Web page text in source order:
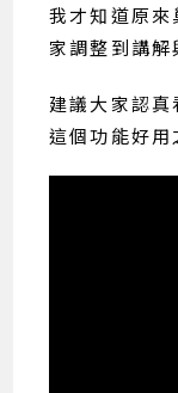
我才知道原來
家調整到講解
建議大家認
這個功能好用